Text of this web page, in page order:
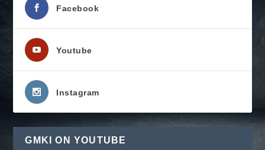
Facebook
Youtube
Instagram
GMKI ON YOUTUBE